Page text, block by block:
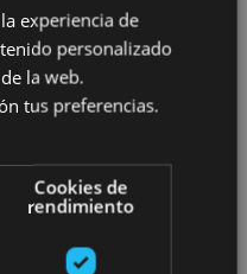
experiencia de
personalizado
la web.
tus preferencias.
Cookies de
rendimiento